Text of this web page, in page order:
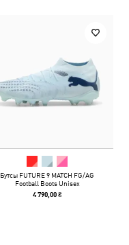
Бутсы FUTURE 9 MATCH FG/AG
Football Boots Unisex
4 790,00 ₴